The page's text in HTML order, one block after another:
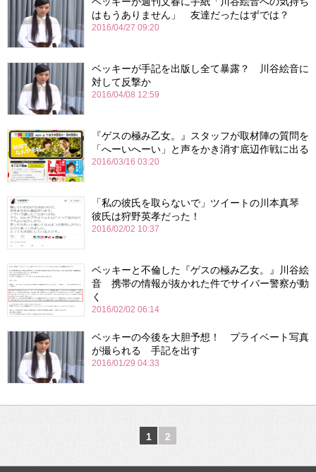
はもうありません」 友達だったはずでは？
2016/04/27 09:20
ベッキーが手記を出版し全て暴露？ 川谷絵音に
対して反撃か
2016/04/08 12:59
『ゲスの極み乙女。』スタッフが取材陣の質問を
「へーいへーい」と声をかき消す底辺作戦に出る
2016/03/16 03:20
「私の彼氏を取らないで」ツイートの川本真琴
彼氏は狩野英孝だった！
2016/02/02 10:37
ベッキーと不倫した『ゲスの極み乙女。』川谷絵
音 携帯の情報が抜かれた件でサイバー警察が動
く
2016/02/02 06:14
ベッキーの今後を大胆予想！ プライベート写真
が撮られる 手記を出す
2016/01/29 04:33
1 2